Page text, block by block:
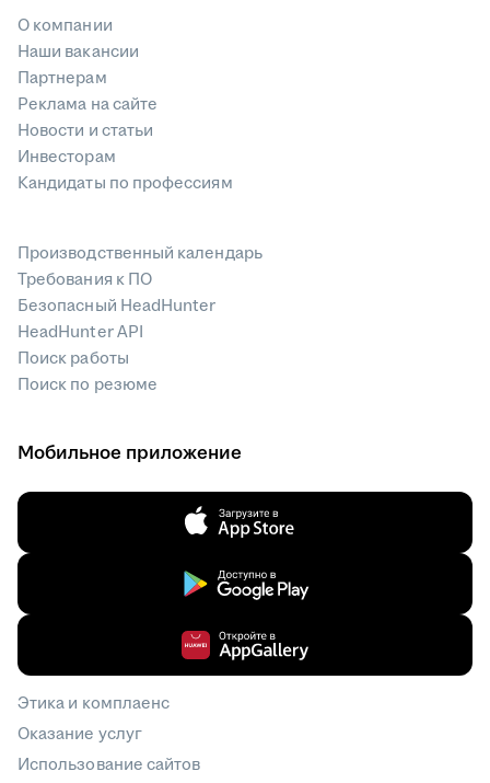
О компании
Наши вакансии
Партнерам
Реклама на сайте
Новости и статьи
Инвесторам
Кандидаты по профессиям
Производственный календарь
Требования к ПО
Безопасный HeadHunter
HeadHunter API
Поиск работы
Поиск по резюме
Мобильное приложение
Этика и комплаенс
Оказание услуг
Использование сайтов